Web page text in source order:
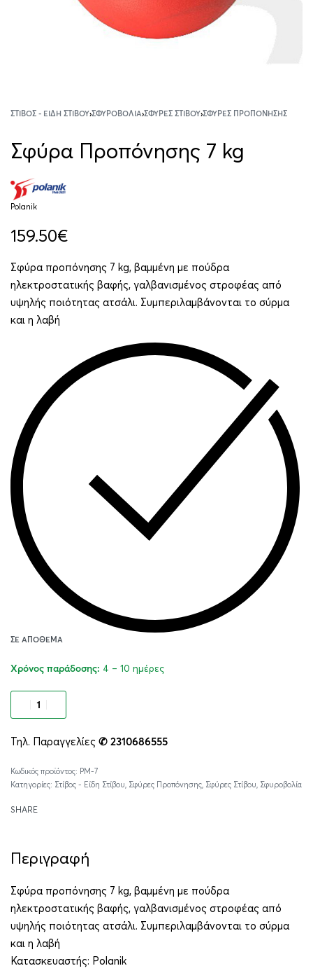
ΣΤΊΒΟΣ - ΕΊΔΗ ΣΤΊΒΟΥ›ΣΦΥΡΟΒΟΛΊΑ›ΣΦΎΡΕΣ ΣΤΊΒΟΥ›ΣΦΎΡΕΣ ΠΡΟΠΌΝΗΣΗΣ
Σφύρα Προπόνησης 7 kg
Polanik
159.50€
Σφύρα προπόνησης 7 kg, βαμμένη με πούδρα
ηλεκτροστατικής βαφής, γαλβανισμένος στροφέας από
υψηλής ποιότητας ατσάλι. Συμπεριλαμβάνονται το σύρμα
και η λαβή
ΣΕ ΑΠΌΘΕΜΑ
Χρόνος παράδοσης: 4 – 10 ημέρες
Τηλ. Παραγγελίες ✆ 2310686555
PM-7
Κατηγορίες: Στίβος - Είδη Στίβου Σφύρες Προπόνησης Σφύρες Στίβου Σφυροβολία
SHARE
Περιγραφή
Σφύρα προπόνησης 7 kg, βαμμένη με πούδρα
ηλεκτροστατικής βαφής, γαλβανισμένος στροφέας από
υψηλής ποιότητας ατσάλι. Συμπεριλαμβάνονται το σύρμα
και η λαβή
Κατασκευαστής: Polanik